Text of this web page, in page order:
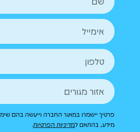
פרטיך יישמרו במאגר החברה וייעשה בהם
מידע, בהתאם למדיניות הפרטיות.